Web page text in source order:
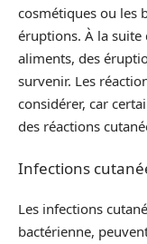
cosmétiques ou les
éruptions. À la
aliments, des
survenir. Les
considérer, car
des réactions
Infections
Les infections
bactérienne,